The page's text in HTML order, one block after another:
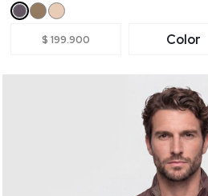
$ 199.900 Color